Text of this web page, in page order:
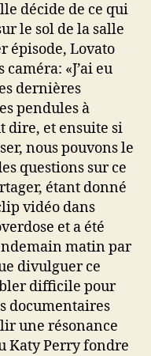
décide de ce qui
le sol de la salle
épisode, Lovato
«J’ai eu
dernières
pendules à
dire, et ensuite si
nous pouvons le
questions sur ce
étant donné
vidéo dans
et a été
matin par
divulguer ce
difficile pour
documentaires
une résonance
Katy Perry fondre